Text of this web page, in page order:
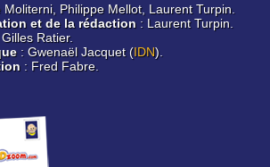
Moliterni, Philippe Mellot, Laurent Turpin.
et de la rédaction : Laurent Turpin.
Ratier.
: Gwenaël Jacquet (IDN).
: Fred Fabre.